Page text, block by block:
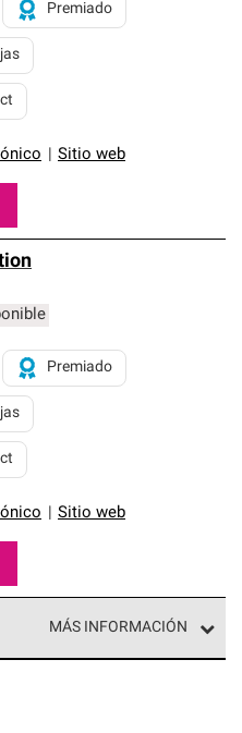
Sitio web
Premiado
Sitio web
Premiado
MÁS INFORMACIÓN
de techos
y requisitos estrictos